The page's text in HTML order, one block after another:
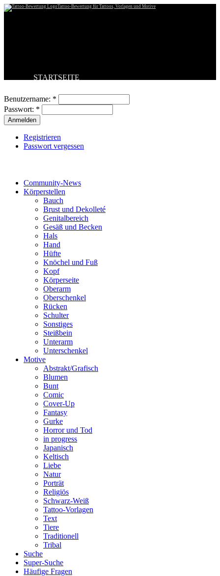
Tattoo-Bewertung für Tattoos, Vorlagen und Motive
STARTSEITE
BESTE TATTOOS
NEUESTE TATTOOS
KOMMENTARE
FORUM
Benutzername: *
Passwort: *
Registrieren
Passwort vergessen
Community-News
Körperstellen
Bauch
Brust und Dekolleté
Genitalbereich
Gesäß und Becken
Hals
Hand
Hüfte
Knöchel und Fuß
Kopf
Körperseite
Oberarm
Oberschenkel
Rücken
Schulter
Sonstiges
Steißbein
Unterarm
Unterschenkel
Motive
Abstrakt/Grafisch
Blumen
Bunt
Comic
Cover-Up
Fantasy
Gurke
Horror und Tod
in progress
Japanisch
Keltisch
Liebe
Natur
Porträt
Religiös
Schwarz-Weiß
Tattoo-Vorlagen
Text
Tiere
Traditionell
Tribal
Suche
Super-Suche
Häufige Fragen